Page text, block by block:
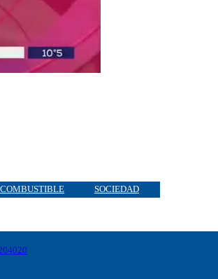
SOCIEDAD